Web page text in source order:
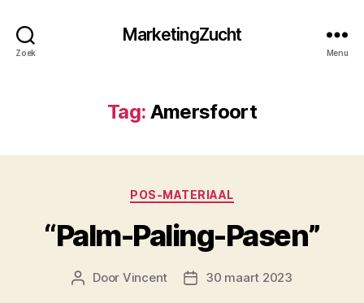
Zoek
MarketingZucht
Menu
Tag: Amersfoort
Categorieën
POS-MATERIAAL
“Palm-Paling-Pasen”
Berichtauteur
Door Vincent Berichtdatum
30 maart 2023